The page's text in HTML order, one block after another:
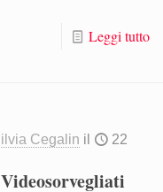
Leggi tutto
Cegalin il
22